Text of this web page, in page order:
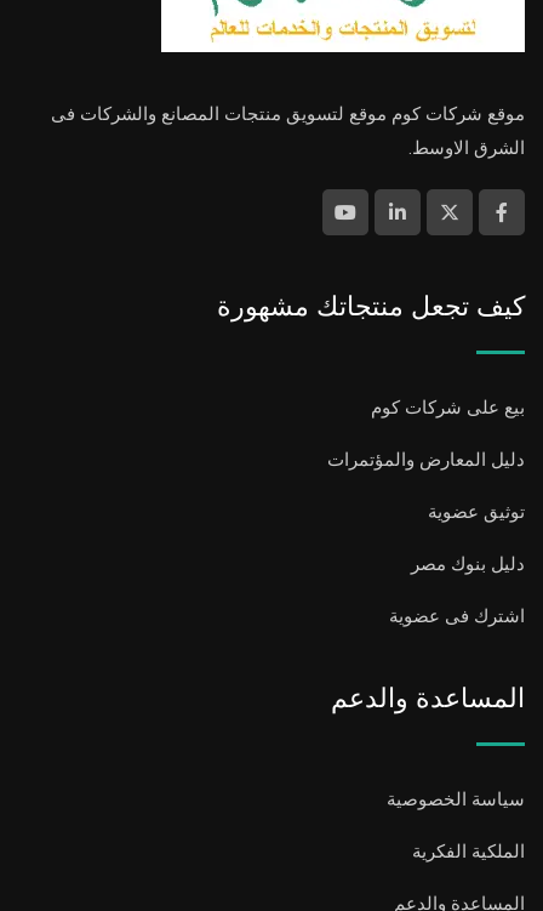
موقع شركات كوم موقع لتسويق منتجات المصانع والشركات فى
الشرق الاوسط.
كيف تجعل منتجاتك مشهورة
بيع على شركات كوم
دليل المعارض والمؤتمرات
توثيق عضوية
دليل بنوك مصر
اشترك فى عضوية
المساعدة والدعم
سياسة الخصوصية
الملكية الفكرية
المساعدة والدعم